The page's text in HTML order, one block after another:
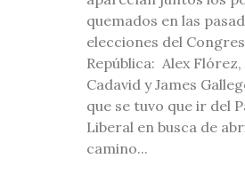
quemados en las
elecciones del
República: Alex
Cadavid y James
que se tuvo que ir del
Liberal en busca de
camino...